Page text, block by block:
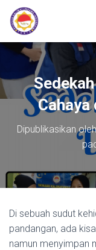
Cahaya
Dipublikasikan
Di sebuah sudut
pandangan, ada
namun menyimpan